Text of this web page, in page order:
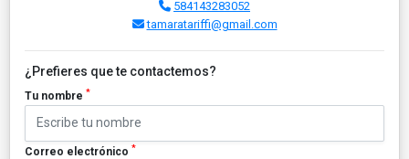
584143283052
tamaratariffi@gmail.com
¿Prefieres que te contactemos?
Tu nombre *
Correo electrónico *